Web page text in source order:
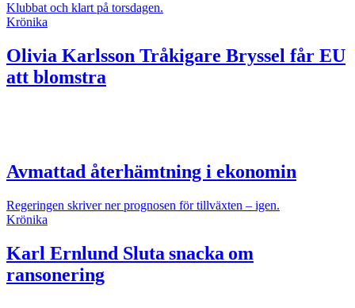
Klubbat och klart på torsdagen.
Krönika
Olivia Karlsson Tråkigare Bryssel får EU
att blomstra
Avmattad återhämtning i ekonomin
Regeringen skriver ner prognosen för tillväxten – igen.
Krönika
Karl Ernlund Sluta snacka om
ransonering